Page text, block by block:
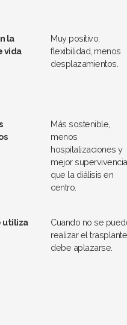
la
vida
Muy positivo:
flexibilidad, menos
desplazamientos.
Más sostenible,
menos
hospitalizaciones y
mejor supervivencia
que la diálisis en
centro.
utiliza
Cuando no se
realizar el
debe aplazarse.